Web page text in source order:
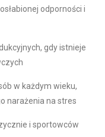
odporności i
gdy istnieje
w każdym wieku,
narażenia na stres
i sportowców